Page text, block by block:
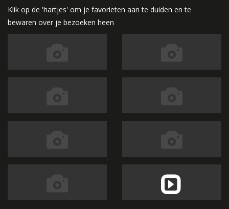
Klik op de 'hartjes' om je favorieten aan te duiden en te
bewaren over je bezoeken heen